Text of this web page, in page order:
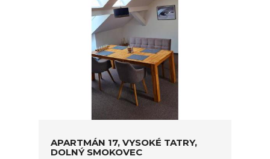
APARTMÁN 17, VYSOKÉ TATRY,
DOLNÝ SMOKOVEC